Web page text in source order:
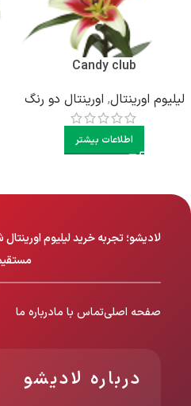
Candy club
لیلیوم اورینتال, اورینتال دو رنگ
اطلاعات بیشتر
لادیشو؛ تجربه خرید لیلیوم
صفحه اصلیتماس با مادرباره ما
درباره لادیشو